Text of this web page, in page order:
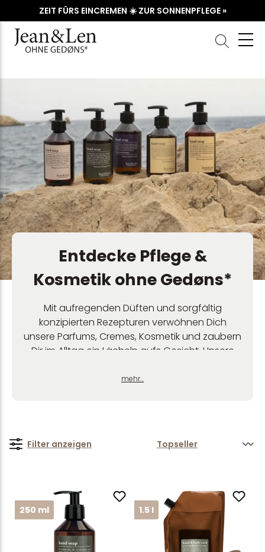
ZEIT FÜRS EINCREMEN ☀️ ZUR SONNENPFLEGE »
Entdecke Pflege &
Kosmetik ohne Gedøns*
Mit aufregenden Düften und sorgfältig
konzipierten Rezepturen verwöhnen Dich
unsere Parfums, Cremes, Kosmetik und zaubern
Dir im Alltag ein Lächeln aufs Gesicht. Unsere
Lifestyleprodukte bringen die ohne Gedøns*
mehr...
Filter anzeigen
250 ml 1.5 l